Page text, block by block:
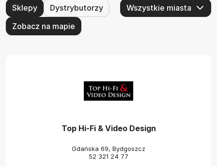
Sklepy
Dystrybutorzy
Zobacz na mapie
Top Hi-Fi & Video Design
Gdańska 69, Bydgoszcz
52 321 24 77